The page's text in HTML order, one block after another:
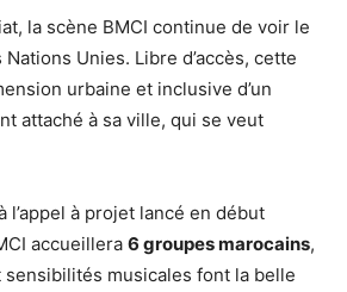
la scène BMCI continue de voir le
Unies. Libre d’accès, cette
urbaine et inclusive d’un
attaché à sa ville, qui se veut
l’appel à projet lancé en début
accueillera 6 groupes marocains,
musicales font la belle